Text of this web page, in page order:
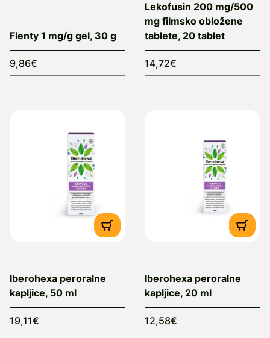
Flenty 1 mg/g gel, 30 g
9,86€
Lekofusin 200 mg/500
mg filmsko obložene
tablete, 20 tablet
14,72€
Iberohexa peroralne
kapljice, 50 ml
19,11€
Iberohexa peroralne
kapljice, 20 ml
12,58€